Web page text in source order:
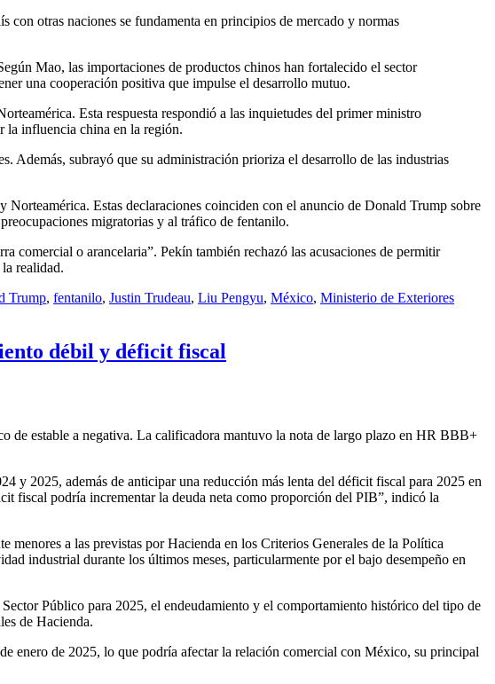
otras naciones se fundamenta en principios de mercado y normas
Mao, las importaciones de productos chinos han fortalecido el sector
una cooperación positiva que impulse el desarrollo mutuo.
Esta respuesta respondió a las inquietudes del primer ministro
la influencia china en la región.
Además, subrayó que su administración prioriza el desarrollo de las industrias
Estas declaraciones coinciden con el anuncio de Donald Trump sobre
migratorias y al tráfico de fentanilo.
comercial o arancelaria”. Pekín también rechazó las acusaciones de permitir
realidad.
Trump, fentanilo, Justin Trudeau, Liu Pengyu, México, Ministerio de Exteriores
débil y déficit fiscal
de estable a negativa. La calificadora mantuvo la nota de largo plazo en HR BBB+
y 2025, además de anticipar una reducción más lenta del déficit fiscal para 2025 en
fiscal podría incrementar la deuda neta como proporción del PIB”, indicó la
a las previstas por Hacienda en los Criterios Generales de la Política
industrial durante los últimos meses, particularmente por el bajo desempeño en
Público para 2025, el endeudamiento y el comportamiento histórico del tipo de
de Hacienda.
enero de 2025, lo que podría afectar la relación comercial con México, su principal